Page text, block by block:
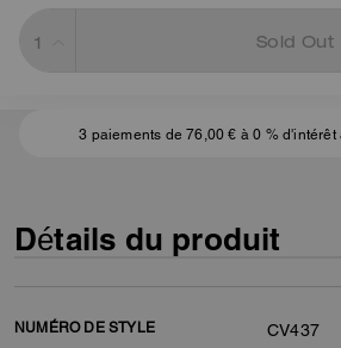
Sold Out
3 paiements de 76,00 € à 0 % d'intérêt
Détails du produit
NUMÉRO DE STYLE CV437